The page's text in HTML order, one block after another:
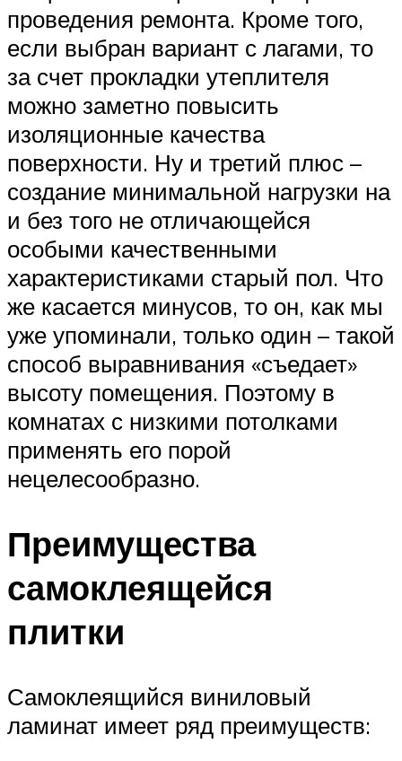
проведения ремонта. Кроме того,
если выбран вариант с лагами, то
за счет прокладки утеплителя
можно заметно повысить
изоляционные качества
поверхности. Ну и третий плюс –
создание минимальной нагрузки на
и без того не отличающейся
особыми качественными
характеристиками старый пол. Что
же касается минусов, то он, как мы
уже упоминали, только один – такой
способ выравнивания «съедает»
высоту помещения. Поэтому в
комнатах с низкими потолками
применять его порой
нецелесообразно.
Преимущества
самоклеящейся
плитки
Самоклеящийся виниловый
ламинат имеет ряд преимуществ: